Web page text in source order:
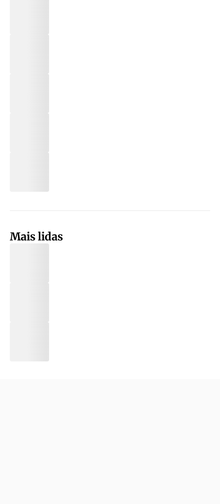
Mais lidas